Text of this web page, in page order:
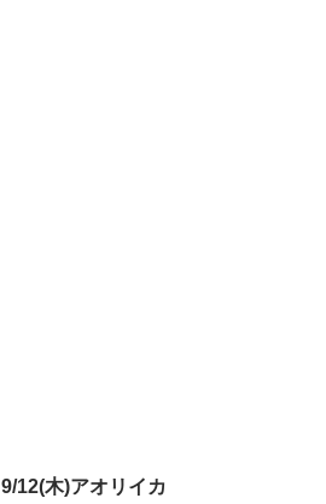
9/12(木)アオリイカ